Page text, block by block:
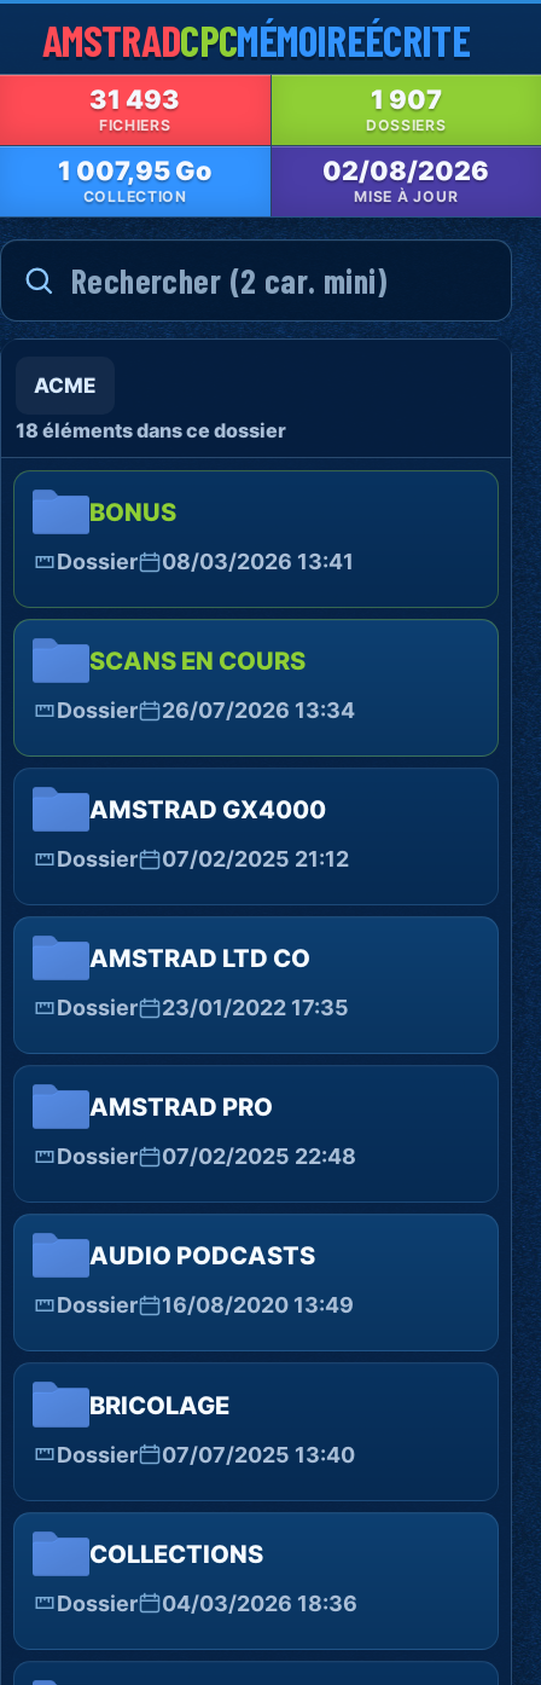
AMSTRADCPCMÉMOIREÉCRITE
31 493
FICHIERS
1 907
DOSSIERS
1 007,95 Go
COLLECTION
02/08/2026
MISE À JOUR
ACME
18 éléments dans ce dossier
BONUS
Dossier 08/03/2026 13:41
SCANS EN COURS
Dossier 26/07/2026 13:34
AMSTRAD GX4000
Dossier 07/02/2025 21:12
AMSTRAD LTD CO
Dossier 23/01/2022 17:35
AMSTRAD PRO
Dossier 07/02/2025 22:48
AUDIO PODCASTS
Dossier 16/08/2020 13:49
BRICOLAGE
Dossier 07/07/2025 13:40
COLLECTIONS
Dossier 04/03/2026 18:36